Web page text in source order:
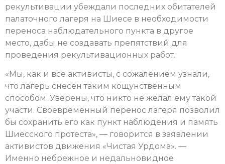
рекультивации убеждали последних обитателей
палаточного лагеря на Шиесе в необходимости
переноса наблюдательного пункта в другое
место, дабы не создавать препятствий для
проведения рекультивационных работ.
«Мы, как и все активисты, с сожалением узнали,
что лагерь снесен таким кощунственным
способом. Уверены, что никто не желал ему такой
участи. Своевременный перенос лагеря позволил
бы сохранить его как пункт наблюдения и память
Шиесского протеста», — говорится в заявлении
активистов движения «Чистая Урдома». —
Именно небрежное и недальновидное